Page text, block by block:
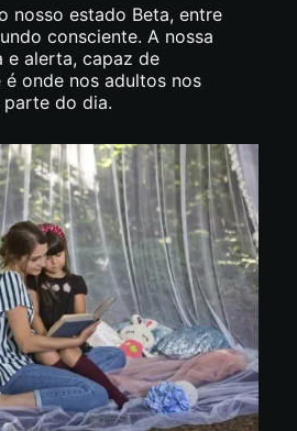
nosso estado Beta, entre
consciente. A nossa
e alerta, capaz de
onde nos adultos nos
do dia.